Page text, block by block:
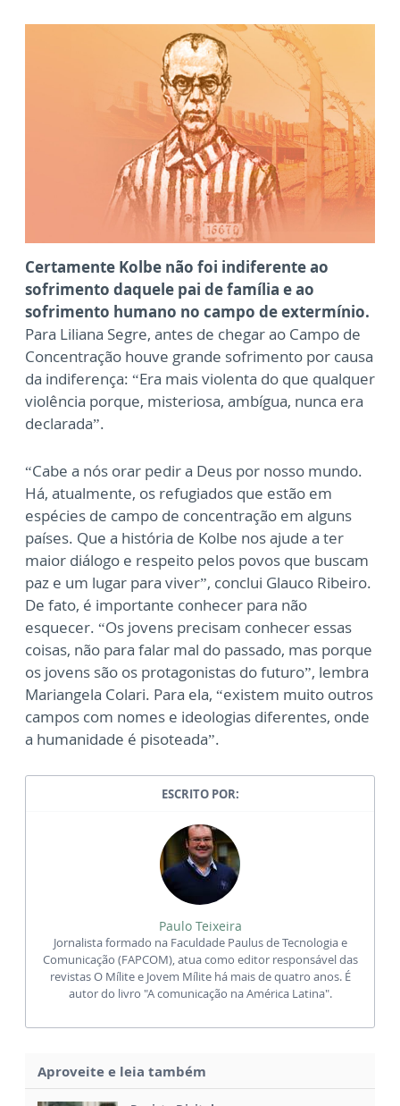
Certamente Kolbe não foi indiferente ao
sofrimento daquele pai de família e ao
sofrimento humano no campo de extermínio.
Para Liliana Segre, antes de chegar ao Campo de
Concentração houve grande sofrimento por causa
da indiferença: “Era mais violenta do que qualquer
violência porque, misteriosa, ambígua, nunca era
declarada”.
“Cabe a nós orar pedir a Deus por nosso mundo.
Há, atualmente, os refugiados que estão em
espécies de campo de concentração em alguns
países. Que a história de Kolbe nos ajude a ter
maior diálogo e respeito pelos povos que buscam
paz e um lugar para viver”, conclui Glauco Ribeiro.
De fato, é importante conhecer para não
esquecer. “Os jovens precisam conhecer essas
coisas, não para falar mal do passado, mas porque
os jovens são os protagonistas do futuro”, lembra
Mariangela Colari. Para ela, “existem muito outros
campos com nomes e ideologias diferentes, onde
a humanidade é pisoteada”.
ESCRITO POR:
Paulo Teixeira
Jornalista formado na Faculdade Paulus de Tecnologia e
Comunicação (FAPCOM), atua como editor responsável das
revistas O Mílite e Jovem Mílite há mais de quatro anos. É
autor do livro "A comunicação na América Latina".
Aproveite e leia também